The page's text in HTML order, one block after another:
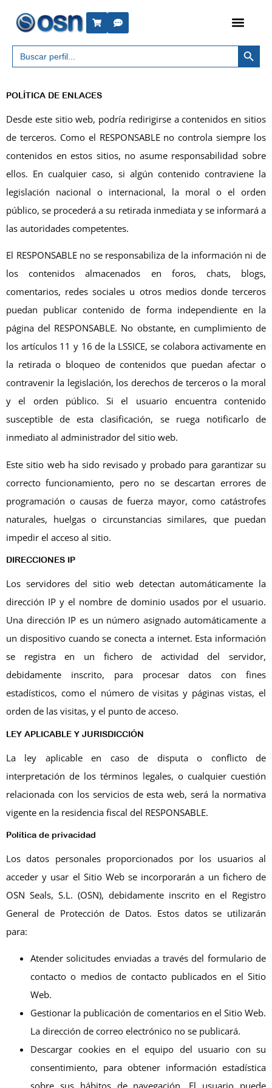
Buscar: Botón
POLÍTICA DE ENLACES
Desde este sitio web, podría redirigirse a contenidos en sitios
de terceros. Como el RESPONSABLE no controla siempre los
contenidos en estos sitios, no asume responsabilidad sobre
ellos. En cualquier caso, si algún contenido contraviene la
legislación nacional o internacional, la moral o el orden
público, se procederá a su retirada inmediata y se informará a
las autoridades competentes.
El RESPONSABLE no se responsabiliza de la información ni de
los contenidos almacenados en foros, chats, blogs,
comentarios, redes sociales u otros medios donde terceros
puedan publicar contenido de forma independiente en la
página del RESPONSABLE. No obstante, en cumplimiento de
los artículos 11 y 16 de la LSSICE, se colabora activamente en
la retirada o bloqueo de contenidos que puedan afectar o
contravenir la legislación, los derechos de terceros o la moral
y el orden público. Si el usuario encuentra contenido
susceptible de esta clasificación, se ruega notificarlo de
inmediato al administrador del sitio web.
Este sitio web ha sido revisado y probado para garantizar su
correcto funcionamiento, pero no se descartan errores de
programación o causas de fuerza mayor, como catástrofes
naturales, huelgas o circunstancias similares, que puedan
impedir el acceso al sitio.
DIRECCIONES IP
Los servidores del sitio web detectan automáticamente la
dirección IP y el nombre de dominio usados por el usuario.
Una dirección IP es un número asignado automáticamente a
un dispositivo cuando se conecta a internet. Esta información
se registra en un fichero de actividad del servidor,
debidamente inscrito, para procesar datos con fines
estadísticos, como el número de visitas y páginas vistas, el
orden de las visitas, y el punto de acceso.
LEY APLICABLE Y JURISDICCIÓN
La ley aplicable en caso de disputa o conflicto de
interpretación de los términos legales, o cualquier cuestión
relacionada con los servicios de esta web, será la normativa
vigente en la residencia fiscal del RESPONSABLE.
Política de privacidad
Los datos personales proporcionados por los usuarios al
acceder y usar el Sitio Web se incorporarán a un fichero de
OSN Seals, S.L. (OSN), debidamente inscrito en el Registro
General de Protección de Datos. Estos datos se utilizarán
para:
Atender solicitudes enviadas a través del formulario de
contacto o medios de contacto publicados en el Sitio
Web.
Gestionar la publicación de comentarios en el Sitio Web.
La dirección de correo electrónico no se publicará.
Descargar cookies en el equipo del usuario con su
consentimiento, para obtener información estadística